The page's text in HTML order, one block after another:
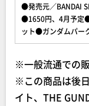
●発売元／BANDAI
●1650円、4月予定
ット●ガンダムパー
※一般流通での
※この商品は後
イト、THE